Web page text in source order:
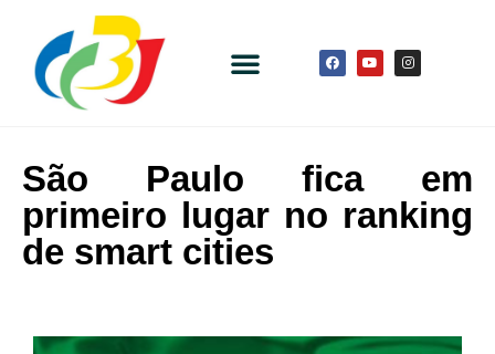
São Paulo fica em
primeiro lugar no ranking
de smart cities